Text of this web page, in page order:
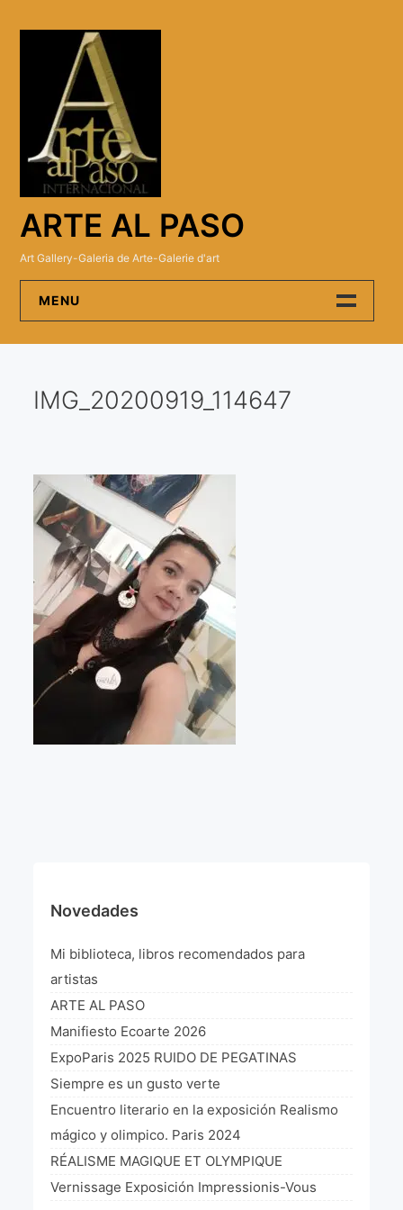
ARTE AL PASO
Art Gallery-Galeria de Arte-Galerie d'art
MENU
Artistas
Visitas a los ateliers o talleres de artistas
Presse
Qué dicen de nosotros?
Aviso legal
Política de cookies
Expositions
Bruit de gommettes Paris 2025
L’art Colombien à Paris 2019
L’art Latino-américain à Paris 2019
Reflecting Source. NY 2019
«Sincronías con sentido» Bogotá Colombia 2019
«Huellas trashumantes» New York 2018
Commissaire D’exposition
IMG_20200919_114647
Novedades
Mi biblioteca, libros recomendados para
artistas
ARTE AL PASO
Manifiesto Ecoarte 2026
ExpoParis 2025 RUIDO DE PEGATINAS
Siempre es un gusto verte
Encuentro literario en la exposición Realismo
mágico y olimpico. Paris 2024
RÉALISME MAGIQUE ET OLYMPIQUE
Vernissage Exposición Impressionis-Vous